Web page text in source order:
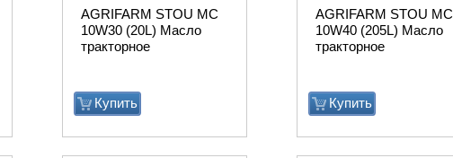
AGRIFARM STOU MC
10W30 (20L) Масло
тракторное
Купить
AGRIFARM STOU MC
10W40 (205L) Масло
тракторное
Купить